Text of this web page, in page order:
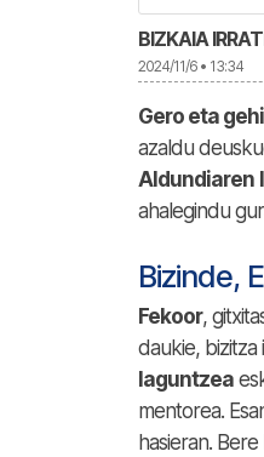
BIZKAIA
2024/11/6 • 13:34
Gero eta
azaldu
Aldundiaren
ahalegindu
Bizinde,
Fekoor,
daukie,
laguntzea
mentorea.
hasieran.